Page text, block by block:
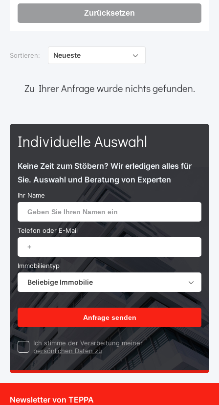
Zurücksetzen
Sortieren: Neueste
Zu Ihrer Anfrage wurde nichts gefunden.
Individuelle Auswahl
Keine Zeit zum Stöbern? Wir erledigen alles für
Sie. Auswahl und Beratung von Experten
Ihr Name
Telefon oder E-Mail
Immobilientyp
Beliebige Immobilie
Anfrage senden
Ich stimme der Verarbeitung meiner
persönlichen Daten zu
Newsletter von TEPPA